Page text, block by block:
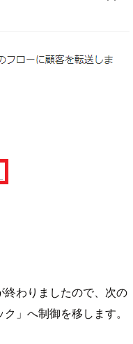
わりましたので、次の
」へ制御を移します。